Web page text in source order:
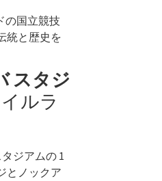
の国立競技
統と歴史を
スタジ
ルラ
ジアムの 1
とノックア